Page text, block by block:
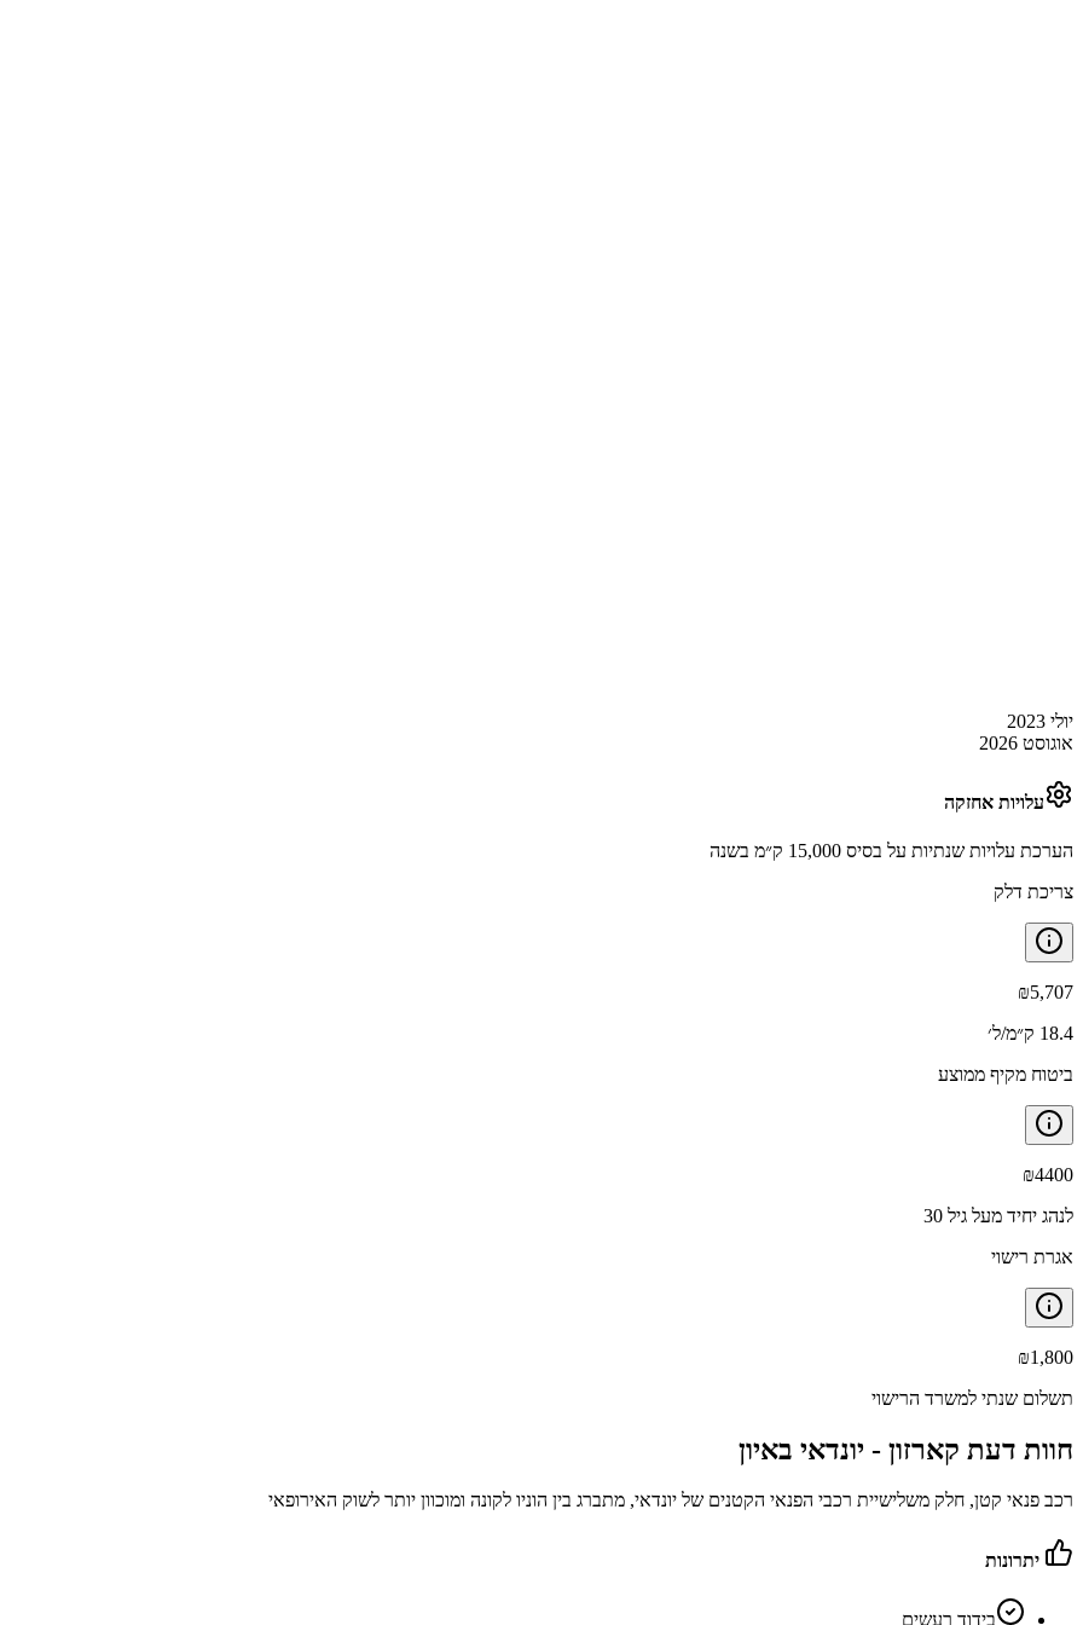
יולי 2023
אוגוסט 2026
עלויות אחזקה
הערכת עלויות שנתיות על בסיס 15,000 ק״מ בשנה
צריכת דלק
₪5,707
18.4 ק״מ/ל׳
ביטוח מקיף ממוצע
₪4400
לנהג יחיד מעל גיל 30
אגרת רישוי
₪1,800
תשלום שנתי למשרד הרישוי
חוות דעת קארזון - יונדאי באיון
רכב פנאי קטן, חלק משלישיית רכבי הפנאי הקטנים של יונדאי, מתברג בין הוניו לקונה ומוכוון יותר לשוק האירופאי
יתרונות
בידוד רעשים